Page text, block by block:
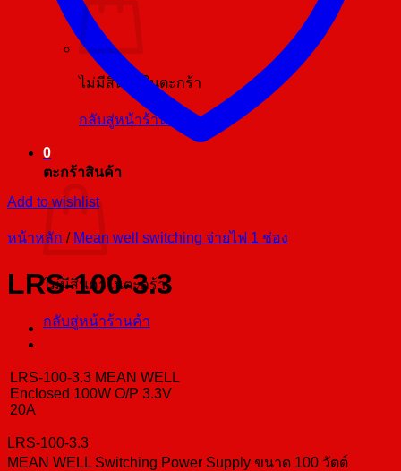
ไม่มีสินค้าในตะกร้า
กลับสู่หน้าร้านค้า
0
ตะกร้าสินค้า
ไม่มีสินค้าในตะกร้า
กลับสู่หน้าร้านค้า
Add to wishlist
หน้าหลัก / Mean well switching จ่ายไฟ 1 ช่อง
LRS-100-3.3
LRS-100-3.3 MEAN WELL
Enclosed 100W O/P 3.3V
20A
LRS-100-3.3
MEAN WELL Switching Power Supply ขนาด 100 วัตต์